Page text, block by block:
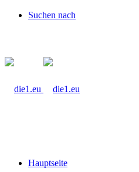
Suchen nach
Hauptseite